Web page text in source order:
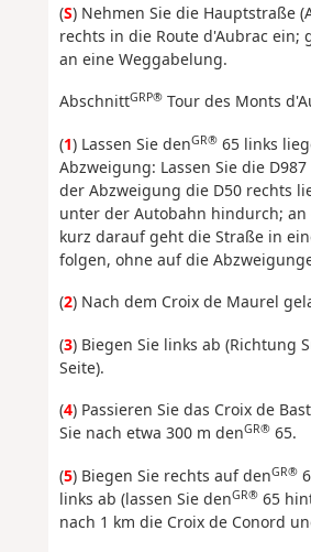
(S) Nehmen Sie die Hauptstraße
rechts in die Route d'Aubrac
an eine Weggabelung.
AbschnittGRP®Tour des Monts
(1) Lassen Sie denGR®65 links
Abzweigung: Lassen Sie die
der Abzweigung die D50 rechts
unter der Autobahn hindurch;
kurz darauf geht die Straße in
folgen, ohne auf die
(2) Nach dem Croix de Maurel
(3) Biegen Sie links ab (Richtung
Seite).
(4) Passieren Sie das Croix de
Sie nach etwa 300 m denGR®65.
(5) Biegen Sie rechts auf denGR®
links ab (lassen Sie denGR®65
nach 1 km die Croix de Conord